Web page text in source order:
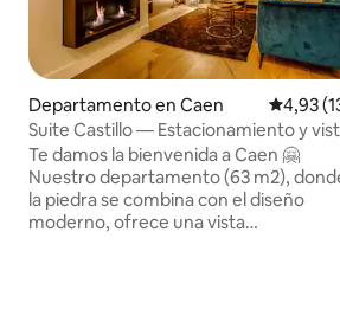
Departamento en Caen
4,93
Suite Castillo — Estacionamiento y
al castillo
Te damos la bienvenida a Caen 🤗
Nuestro departamento (63 m2),
la piedra se combina con el diseño
moderno, ofrece una vista